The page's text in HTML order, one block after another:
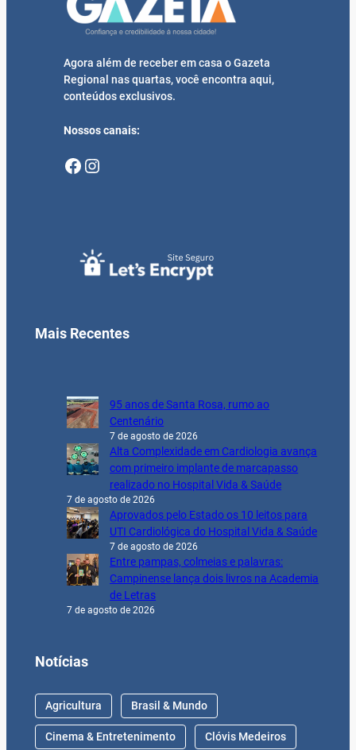
Agora além de receber em casa o Gazeta
Regional nas quartas, você encontra aqui,
conteúdos exclusivos.
Nossos canais:
Facebook Instagram
Mais Recentes
95 anos de Santa Rosa, rumo ao
Centenário
7 de agosto de 2026
Alta Complexidade em Cardiologia avança
com primeiro implante de marcapasso
realizado no Hospital Vida & Saúde
7 de agosto de 2026
Aprovados pelo Estado os 10 leitos para
UTI Cardiológica do Hospital Vida & Saúde
7 de agosto de 2026
Entre pampas, colmeias e palavras:
Campinense lança dois livros na Academia
de Letras
7 de agosto de 2026
Notícias
Agricultura Brasil & Mundo
Cinema & Entretenimento Clóvis Medeiros